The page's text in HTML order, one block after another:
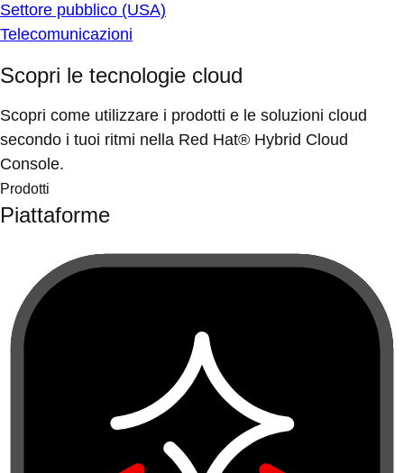
Settore pubblico (USA)
Telecomunicazioni
Scopri le tecnologie cloud
Scopri come utilizzare i prodotti e le soluzioni cloud
secondo i tuoi ritmi nella Red Hat® Hybrid Cloud
Console.
Prodotti
Piattaforme